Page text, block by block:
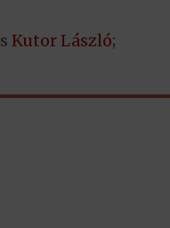
Kutor László;